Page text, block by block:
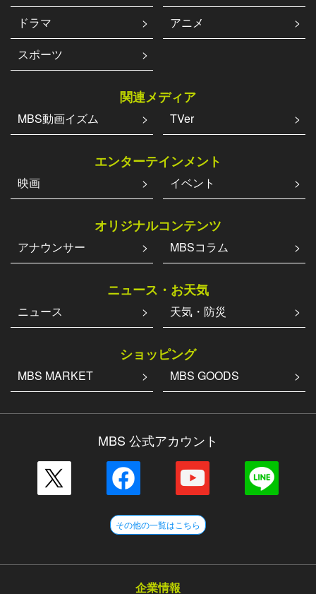
ドラマ
アニメ
スポーツ
関連メディア
MBS動画イズム TVer
エンターテインメント
映画 イベント
オリジナルコンテンツ
アナウンサー MBSコラム
ニュース・お天気
ニュース 天気・防災
ショッピング
MBS MARKET MBS GOODS
MBS 公式アカウント
その他の一覧はこちら
企業情報